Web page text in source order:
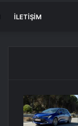
İLETIŞIM